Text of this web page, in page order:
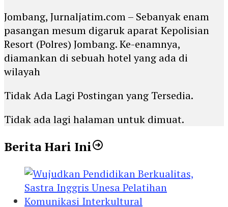
Jombang, Jurnaljatim.com – Sebanyak enam
pasangan mesum digaruk aparat Kepolisian
Resort (Polres) Jombang. Ke-enamnya,
diamankan di sebuah hotel yang ada di
wilayah
Tidak Ada Lagi Postingan yang Tersedia.
Tidak ada lagi halaman untuk dimuat.
Berita Hari Ini